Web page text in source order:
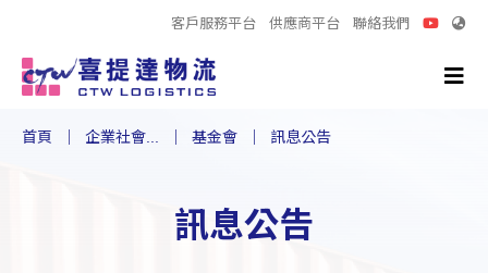
客戶服務平台 供應商平台 聯絡我們
首頁 企業社會... 基金會 訊息公告
訊息公告